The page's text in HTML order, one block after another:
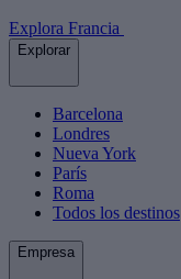
Explora Francia
Explorar
Barcelona
Londres
Nueva York
París
Roma
Todos los destinos
Empresa